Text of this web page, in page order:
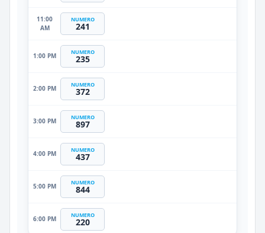
11:00
AM
NUMERO
241
1:00 PM NUMERO
235
2:00 PM NUMERO
372
3:00 PM NUMERO
897
4:00 PM NUMERO
437
5:00 PM NUMERO
844
6:00 PM NUMERO
220